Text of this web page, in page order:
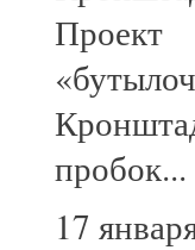
пробок...
17